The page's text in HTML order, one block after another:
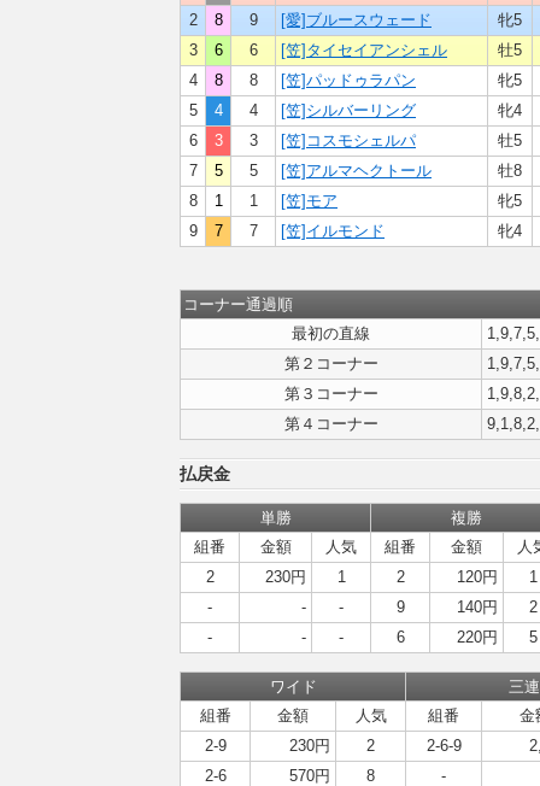
2
8 9 [愛]ブルースウェード
牝5
3
6 6 [笠]タイセイアンシェル
牡5
4
8 8 [笠]パッドゥラパン
牝5
5
4 4 [笠]シルバーリング
牝4
6
3 3 [笠]コスモシェルパ
牡5
7
5 5 [笠]アルマヘクトール
牡8
8
1 1 [笠]モア
牝5
9
7 7 [笠]イルモンド 牝4
コーナー通過順
最初の直線
第２コーナー
第３コーナー
第４コーナー
払戻金
単勝
複勝
組番
金額 人気 組番 金額
人
2
230円 1 2 120円
1
-
- - 9 140円
2
-
- - 6 220円 5
ワイド
三
組番
金額 人気 組番
金
2-9
230円 2 2-6-9
2-6
570円 8
-